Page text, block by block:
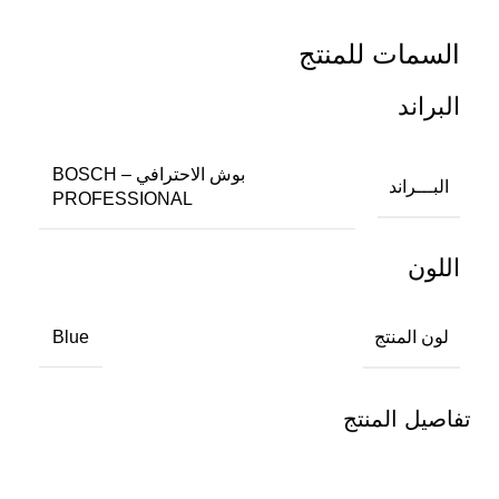
تفاصيل المنتج
السمات للمنتج
البراند
البـــراند
بوش الاحترافي – BOSCH
PROFESSIONAL
اللون
لون المنتج Blue